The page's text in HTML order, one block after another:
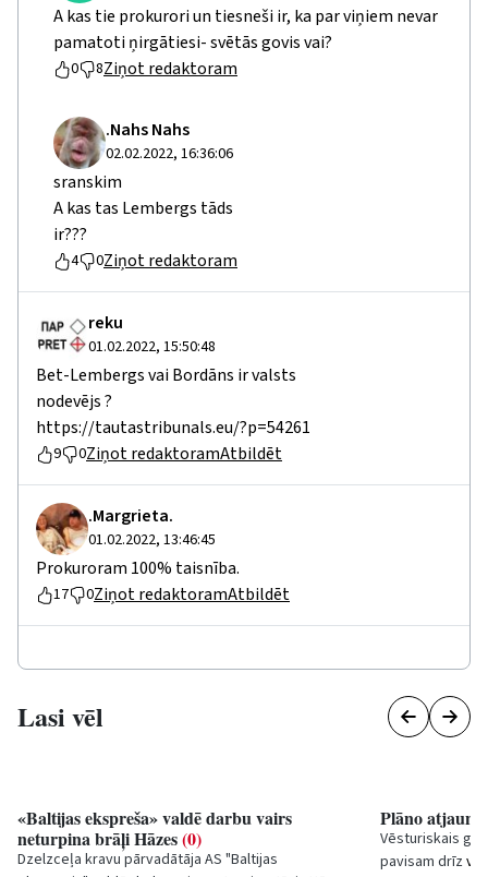
A kas tie prokurori un tiesneši ir, ka par viņiem nevar
pamatoti ņirgātiesi- svētās govis vai?
0 8Ziņot redaktoram
.Nahs Nahs
02.02.2022, 16:36:06
sranskim
A kas tas Lembergs tāds
ir???
4 0Ziņot redaktoram
reku
01.02.2022, 15:50:48
Bet-Lembergs vai Bordāns ir valsts
nodevējs ?
https://tautastribunals.eu/?p=54261
9 0Ziņot redaktoramAtbildēt
.Margrieta.
01.02.2022, 13:46:45
Prokuroram 100% taisnība.
17 0Ziņot redaktoramAtbildēt
Lasi vēl
«Baltijas ekspreša» valdē darbu vairs
neturpina brāļi Hāzes(0)
Dzelzceļa kravu pārvadātāja AS "Baltijas
Plāno
Vēsturiskais
pavisam drīz